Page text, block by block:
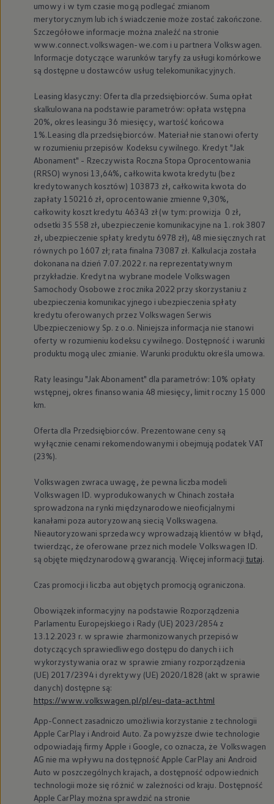
umowy i w tym czasie mogą podlegać zmianom
merytorycznym lub ich świadczenie może zostać zakończone.
Szczegółowe informacje można znaleźć na stronie
www.connect.volkswagen-we.com i u partnera Volkswagen.
Informacje dotyczące warunków taryfy za usługi komórkowe
są dostępne u dostawców usług telekomunikacyjnych.
Leasing klasyczny: Oferta dla przedsiębiorców. Suma opłat
skalkulowana na podstawie parametrów: opłata wstępna
20%, okres leasingu 36 miesięcy, wartość końcowa
1%.Leasing dla przedsiębiorców. Materiał nie stanowi oferty
w rozumieniu przepisów Kodeksu cywilnego. Kredyt "Jak
Abonament" - Rzeczywista Roczna Stopa Oprocentowania
(RRSO) wynosi 13,64%, całkowita kwota kredytu (bez
kredytowanych kosztów) 103873 zł, całkowita kwota do
zapłaty 150216 zł, oprocentowanie zmienne 9,30%,
całkowity koszt kredytu 46343 zł (w tym: prowizja 0 zł,
odsetki 35 558 zł, ubezpieczenie komunikacyjne na 1. rok 3807
zł, ubezpieczenie spłaty kredytu 6978 zł), 48 miesięcznych rat
równych po 1607 zł; rata finalna 73087 zł. Kalkulacja została
dokonana na dzień 7.07.2022 r. na reprezentatywnym
przykładzie. Kredyt na wybrane modele Volkswagen
Samochody Osobowe z rocznika 2022 przy skorzystaniu z
ubezpieczenia komunikacyjnego i ubezpieczenia spłaty
kredytu oferowanych przez Volkswagen Serwis
Ubezpieczeniowy Sp. z o.o. Niniejsza informacja nie stanowi
oferty w rozumieniu kodeksu cywilnego. Dostępność i warunki
produktu mogą ulec zmianie. Warunki produktu określa umowa.
Raty leasingu "Jak Abonament" dla parametrów: 10% opłaty
wstępnej, okres finansowania 48 miesięcy, limit roczny 15 000
km.
Oferta dla Przedsiębiorców. Prezentowane ceny są
wyłącznie cenami rekomendowanymi i obejmują podatek VAT
(23%).
Volkswagen zwraca uwagę, że pewna liczba modeli
Volkswagen ID. wyprodukowanych w Chinach została
sprowadzona na rynki międzynarodowe nieoficjalnymi
kanałami poza autoryzowaną siecią Volkswagena.
Nieautoryzowani sprzedawcy wprowadzają klientów w błąd,
twierdząc, że oferowane przez nich modele Volkswagen ID.
są objęte międzynarodową gwarancją. Więcej informacji tutaj.
Czas promocji i liczba aut objętych promocją ograniczona.
Obowiązek informacyjny na podstawie Rozporządzenia
Parlamentu Europejskiego i Rady (UE) 2023/2854 z
13.12.2023 r. w sprawie zharmonizowanych przepisów
dotyczących sprawiedliwego dostępu do danych i ich
wykorzystywania oraz w sprawie zmiany rozporządzenia
(UE) 2017/2394 i dyrektywy (UE) 2020/1828 (akt w sprawie
danych) dostępne są:
https://www.volkswagen.pl/pl/eu-data-act.html
App-Connect zasadniczo umożliwia korzystanie z technologii
Apple CarPlay i Android Auto. Za powyższe dwie technologie
odpowiadają firmy Apple i Google, co oznacza, że Volkswagen
AG nie ma wpływu na dostępność Apple CarPlay ani Android
Auto w poszczególnych krajach, a dostępność odpowiednich
technologii może się różnić w zależności od kraju. Dostępność
Apple CarPlay można sprawdzić na stronie